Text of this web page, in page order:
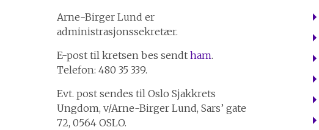
Arne-Birger Lund er
administrasjonssekretær.
E-post til kretsen bes sendt ham.
Telefon: 480 35 339.
Evt. post sendes til Oslo Sjakkrets
Ungdom, v/Arne-Birger Lund, Sars’ gate
72, 0564 OSLO.